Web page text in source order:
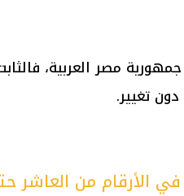
جمهورية مصر العربية،
الأرقام من العاشر